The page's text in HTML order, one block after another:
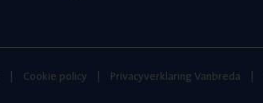
Cookie policy Privacyverklaring Vanbreda